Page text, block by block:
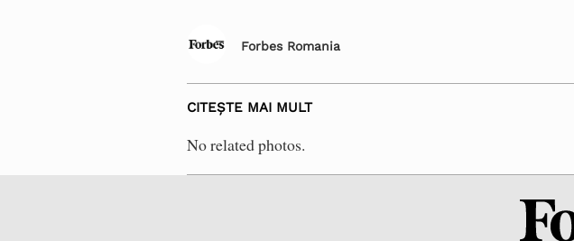
Forbes Romania
CITEȘTE MAI MULT
No related photos.